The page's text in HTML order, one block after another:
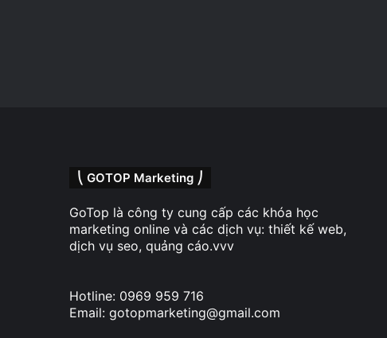
⎝ GOTOP Marketing ⎠
GoTop là công ty cung cấp các khóa học
marketing online và các dịch vụ: thiết kế web,
dịch vụ seo, quảng cáo.vvv
Hotline: 0969 959 716
Email: gotopmarketing@gmail.com